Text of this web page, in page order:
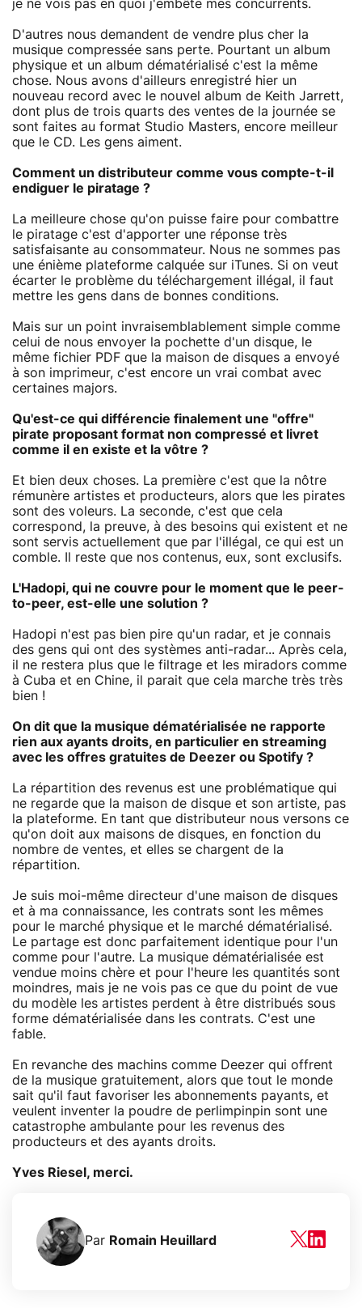
je ne vois pas en quoi j'embête mes concurrents.
D'autres nous demandent de vendre plus cher la
musique compressée sans perte. Pourtant un album
physique et un album dématérialisé c'est la même
chose. Nous avons d'ailleurs enregistré hier un
nouveau record avec le nouvel album de Keith Jarrett,
dont plus de trois quarts des ventes de la journée se
sont faites au format Studio Masters, encore meilleur
que le CD. Les gens aiment.
Comment un distributeur comme vous compte-t-il
endiguer le piratage ?
La meilleure chose qu'on puisse faire pour combattre
le piratage c'est d'apporter une réponse très
satisfaisante au consommateur. Nous ne sommes pas
une énième plateforme calquée sur iTunes. Si on veut
écarter le problème du téléchargement illégal, il faut
mettre les gens dans de bonnes conditions.
Mais sur un point invraisemblablement simple comme
celui de nous envoyer la pochette d'un disque, le
même fichier PDF que la maison de disques a envoyé
à son imprimeur, c'est encore un vrai combat avec
certaines majors.
Qu'est-ce qui différencie finalement une "offre"
pirate proposant format non compressé et livret
comme il en existe et la vôtre ?
Et bien deux choses. La première c'est que la nôtre
rémunère artistes et producteurs, alors que les pirates
sont des voleurs. La seconde, c'est que cela
correspond, la preuve, à des besoins qui existent et ne
sont servis actuellement que par l'illégal, ce qui est un
comble. Il reste que nos contenus, eux, sont exclusifs.
L'Hadopi, qui ne couvre pour le moment que le peer-
to-peer, est-elle une solution ?
Hadopi n'est pas bien pire qu'un radar, et je connais
des gens qui ont des systèmes anti-radar... Après cela,
il ne restera plus que le filtrage et les miradors comme
à Cuba et en Chine, il parait que cela marche très très
bien !
On dit que la musique dématérialisée ne rapporte
rien aux ayants droits, en particulier en streaming
avec les offres gratuites de Deezer ou Spotify ?
La répartition des revenus est une problématique qui
ne regarde que la maison de disque et son artiste, pas
la plateforme. En tant que distributeur nous versons ce
qu'on doit aux maisons de disques, en fonction du
nombre de ventes, et elles se chargent de la
répartition.
Je suis moi-même directeur d'une maison de disques
et à ma connaissance, les contrats sont les mêmes
pour le marché physique et le marché dématérialisé.
Le partage est donc parfaitement identique pour l'un
comme pour l'autre. La musique dématérialisée est
vendue moins chère et pour l'heure les quantités sont
moindres, mais je ne vois pas ce que du point de vue
du modèle les artistes perdent à être distribués sous
forme dématérialisée dans les contrats. C'est une
fable.
En revanche des machins comme Deezer qui offrent
de la musique gratuitement, alors que tout le monde
sait qu'il faut favoriser les abonnements payants, et
veulent inventer la poudre de perlimpinpin sont une
catastrophe ambulante pour les revenus des
producteurs et des ayants droits.
Yves Riesel, merci.
Par Romain Heuillard